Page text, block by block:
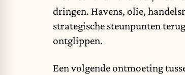
dringen. Havens, olie,
strategische steunpunten
ontglippen.
Een volgende ontmoeting